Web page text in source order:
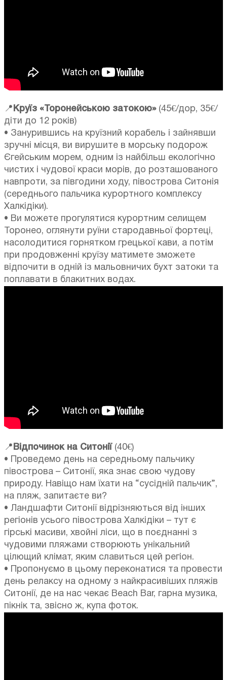
📍 Круїз «Торонейською затокою»(45€/дор, 35€/
діти до 12 років)
• Занурившись на круїзний корабель і зайнявши
зручні місця, ви вирушите в морську подорож
Єгейським морем, одним із найбільш екологічно
чистих і чудової краси морів, до розташованого
навпроти, за півгодини ходу, півострова Ситонія
(середнього пальчика курортного комплексу
Халкідіки).
• Ви можете прогулятися курортним селищем
Торонео, оглянути руїни стародавньої фортеці,
насолодитися горнятком грецької кави, а потім
при продовженні круїзу матимете зможете
відпочити в одній із мальовничих бухт затоки та
поплавати в блакитних водах.
📍 Відпочинок на Ситонії (40€)
• Проведемо день на середньому пальчику
півострова – Ситонії, яка знає свою чудову
природу. Навіщо нам їхати на “сусідній пальчик”,
на пляж, запитаєте ви?
• Ландшафти Ситонії відрізняються від інших
регіонів усього півострова Халкідіки – тут є
гірські масиви, хвойні ліси, що в поєднанні з
чудовими пляжами створюють унікальний
цілющий клімат, яким славиться цей регіон.
• Пропонуємо в цьому переконатися та провести
день релаксу на одному з найкрасивіших пляжів
Ситонії, де на нас чекає Beach Bar, гарна музика,
пікнік та, звісно ж, купа фоток.